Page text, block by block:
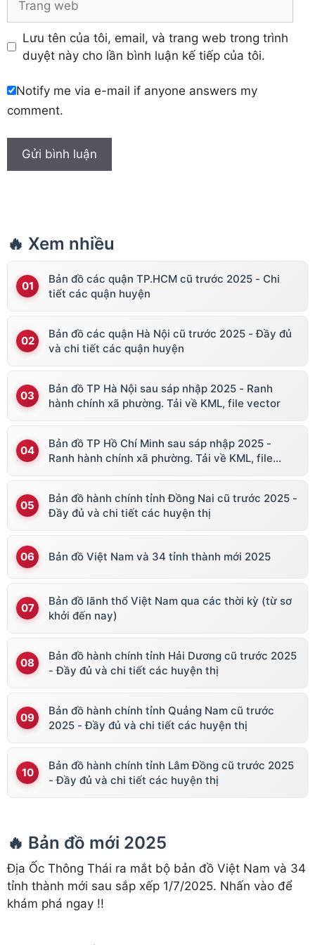
web
Lưu tên của tôi, email, và trang web trong trình
duyệt này cho lần bình luận kế tiếp của tôi.
Notify me via e-mail if anyone answers my
comment.
🔥 Xem nhiều
Bản đồ các quận TP.HCM cũ trước 2025 - Chi
tiết các quận huyện
Bản đồ các quận Hà Nội cũ trước 2025 - Đầy đủ
và chi tiết các quận huyện
Bản đồ TP Hà Nội sau sáp nhập 2025 - Ranh
hành chính xã phường. Tải về KML, file vector
Bản đồ TP Hồ Chí Minh sau sáp nhập 2025 -
Ranh hành chính xã phường. Tải về KML, file
Bản đồ hành chính tỉnh Đồng Nai cũ trước 2025 -
Đầy đủ và chi tiết các huyện thị
Bản đồ Việt Nam và 34 tỉnh thành mới 2025
Bản đồ lãnh thổ Việt Nam qua các thời kỳ (từ sơ
khởi đến nay)
Bản đồ hành chính tỉnh Hải Dương cũ trước 2025
- Đầy đủ và chi tiết các huyện thị
Bản đồ hành chính tỉnh Quảng Nam cũ trước
2025 - Đầy đủ và chi tiết các huyện thị
Bản đồ hành chính tỉnh Lâm Đồng cũ trước 2025
- Đầy đủ và chi tiết các huyện thị
🔥 Bản đồ mới 2025
Địa Ốc Thông Thái ra mắt bộ bản đồ Việt Nam và 34
tỉnh thành mới sau sắp xếp 1/7/2025. Nhấn vào để
khám phá ngay !!